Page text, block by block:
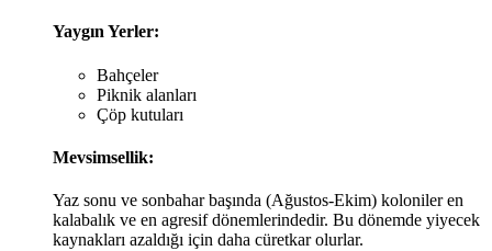
Yaygın Yerler:
Bahçeler
Piknik alanları
Çöp kutuları
Mevsimsellik:
Yaz sonu ve sonbahar başında (Ağustos-Ekim) koloniler en
kalabalık ve en agresif dönemlerindedir. Bu dönemde yiyecek
kaynakları azaldığı için daha cüretkar olurlar.